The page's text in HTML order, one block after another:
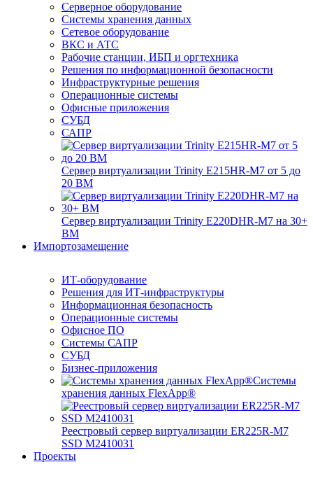
Серверное оборудование
Системы хранения данных
Сетевое оборудование
ВКС и АТС
Рабочие станции, ИБП и оргтехника
Решения по информационной безопасности
Инфраструктурные решения
Операционные системы
Офисные приложения
СУБД
САПР
Сервер виртуализации Trinity E215HR-M7 от 5 до
20 ВМ
Сервер виртуализации Trinity E220DHR-M7 на 30+
ВМ
Импортозамещение
ИТ-оборудование
Решения для ИТ-инфраструктуры
Информационная безопасность
Операционные системы
Офисное ПО
Системы САПР
СУБД
Бизнес-приложения
Системы
хранения данных FlexApp®
Реестровый сервер виртуализации ER225R-M7
SSD М2410031
Проекты